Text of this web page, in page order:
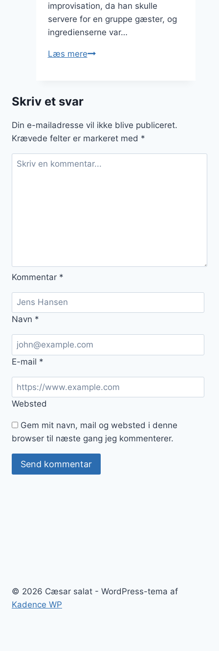
improvisation, da han skulle
servere for en gruppe gæster, og
ingredienserne var…
Læs mereCæsarsalat
Skriv et svar
Din e-mailadresse vil ikke blive publiceret.
Krævede felter er markeret med *
Kommentar *
Navn *
E-mail *
Websted
Gem mit navn, mail og websted i denne
browser til næste gang jeg kommenterer.
© 2026 Cæsar salat - WordPress-tema af
Kadence WP